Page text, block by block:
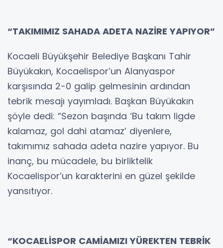
“TAKIMIMIZ SAHADA ADETA NAZİRE YAPIYOR”
Kocaeli Büyükşehir Belediye Başkanı Tahir
Büyükakın, Kocaelispor’un Alanyaspor
karşısında 2-0 galip gelmesinin ardından
tebrik mesajı yayımladı. Başkan Büyükakın
şöyle dedi: “Sezon başında ‘Bu takım ligde
kalamaz, gol dahi atamaz’ diyenlere,
takımımız sahada adeta nazire yapıyor. Bu
inanç, bu mücadele, bu birliktelik
Kocaelispor’un karakterini en güzel şekilde
yansıtıyor.
“KOCAELİSPOR CAMİAMIZI YÜREKTEN TEBRİK